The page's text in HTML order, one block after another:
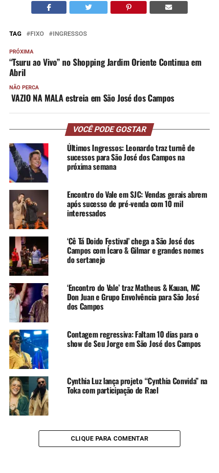
TAG FIXO INGRESSOS
PRÓXIMA
“Tsuru ao Vivo” no Shopping Jardim Oriente Continua em
Abril
NÃO PERCA
VAZIO NA MALA estreia em São José dos Campos
VOCÊ PODE GOSTAR
Últimos Ingressos: Leonardo traz turnê de
sucessos para São José dos Campos na
próxima semana
Encontro do Vale em SJC: Vendas gerais abrem
após sucesso de pré-venda com 10 mil
interessados
‘Cê Tá Doido Festival’ chega a São José dos
Campos com Ícaro & Gilmar e grandes nomes
do sertanejo
‘Encontro do Vale’ traz Matheus & Kauan, MC
Don Juan e Grupo Envolvência para São José
dos Campos
Contagem regressiva: Faltam 10 dias para o
show de Seu Jorge em São José dos Campos
Cynthia Luz lança projeto “Cynthia Convida” na
Toka com participação de Rael
CLIQUE PARA COMENTAR